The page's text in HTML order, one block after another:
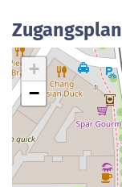
Zugangsplan
+
−